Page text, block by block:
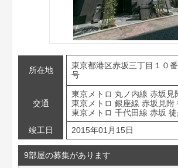
所在地
東京都港区赤坂三丁目１０
号
交通
東京メトロ 丸ノ内線 赤坂見
東京メトロ 銀座線 赤坂見附
東京メトロ 千代田線 赤坂
竣工日
2015年01月15日
9部屋の募集があります